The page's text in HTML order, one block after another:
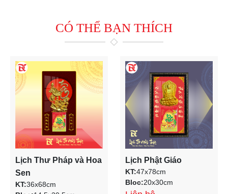
CÓ THỂ BẠN THÍCH
Lịch Thư Pháp và Hoa
Sen
KT:36x68cm
Lịch Phật Giáo
KT:47x78cm
Bloc:20x30cm